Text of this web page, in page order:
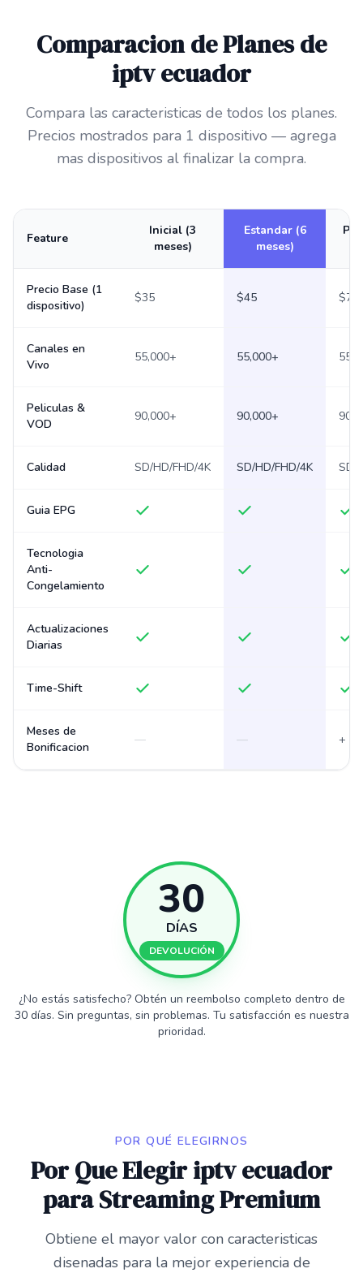
Comparacion de Planes de
iptv ecuador
Compara las caracteristicas de todos los planes.
Precios mostrados para 1 dispositivo — agrega
mas dispositivos al finalizar la compra.
Feature
Inicial (3
meses)
Estandar (6
meses)
Precio Base (1
dispositivo)
$35 $45 $79
Canales en
Vivo
55,000+ 55,000+
Peliculas &
VOD
90,000+ 90,000+
Calidad SD/HD/FHD/4K SD/HD/FHD/4K SD/
Guia EPG
Tecnologia
Anti-
Congelamiento
Actualizaciones
Diarias
Time-Shift
Meses de
Bonificacion
— — + 3
30
DÍAS
DEVOLUCIÓN
¿No estás satisfecho? Obtén un reembolso completo dentro de
30 días. Sin preguntas, sin problemas. Tu satisfacción es nuestra
prioridad.
POR QUÉ ELEGIRNOS
Por Que Elegir iptv ecuador
para Streaming Premium
Obtiene el mayor valor con caracteristicas
disenadas para la mejor experiencia de